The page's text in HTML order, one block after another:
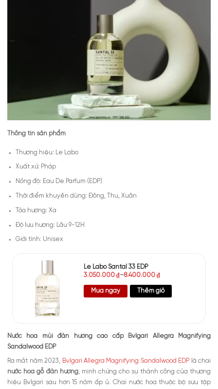
Thông tin sản phẩm
Thương hiệu: Le Labo
Xuất xứ: Pháp
Nồng độ: Eau De Parfum (EDP)
Thời điểm khuyên dùng: Đông, Thu, Xuân
Tỏa hương: Xa
Độ lưu hương: Lâu 9-12H
Giới tính: Unisex
Le Labo Santal 33 EDP
3.050.000₫–8.400.000₫
Mua ngay Thêm giỏ
Nước hoa mùi đàn hương cao cấp Bvlgari Allegra Magnifying
Sandalwood EDP
Ra mắt năm 2023, Bvlgari Allegra Magnifying Sandalwood EDP là chai
nước hoa gỗ đàn hương, minh chứng cho sự thành công của thương
hiệu Bvlgari sau hơn 15 năm ấp ủ. Chai nước hoa thuộc bộ sưu tập